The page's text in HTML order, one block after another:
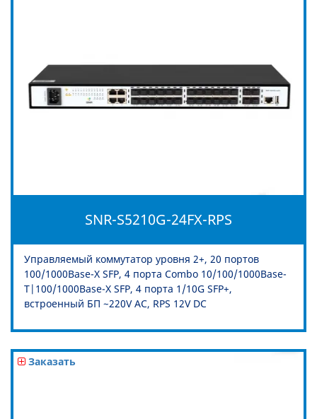
SNR-S5210G-24FX-RPS
Управляемый коммутатор уровня 2+, 20 портов
100/1000Base-X SFP, 4 порта Combo 10/100/1000Base-
T|100/1000Base-X SFP, 4 порта 1/10G SFP+,
встроенный БП ~220V AC, RPS 12V DC
Заказать